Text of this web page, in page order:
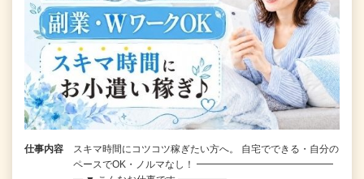
仕事内容
スキマ時間にコツコツ稼ぎたい方へ。 自宅でできる・自分の
ペースでOK・ノルマなし！ ━━━━━━━━━━━━━━